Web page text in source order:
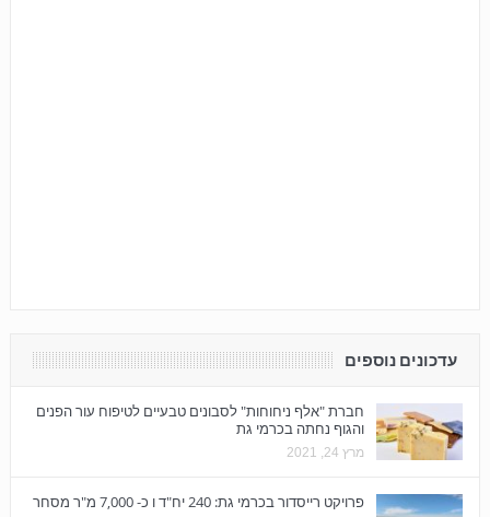
עדכונים נוספים
חברת "אלף ניחוחות" לסבונים טבעיים לטיפוח עור הפנים
והגוף נחתה בכרמי גת
מרץ 24, 2021
פרויקט רייסדור בכרמי גת: 240 יח"ד ו כ- 7,000 מ"ר מסחר